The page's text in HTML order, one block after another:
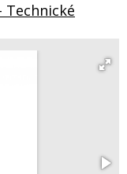
Technické